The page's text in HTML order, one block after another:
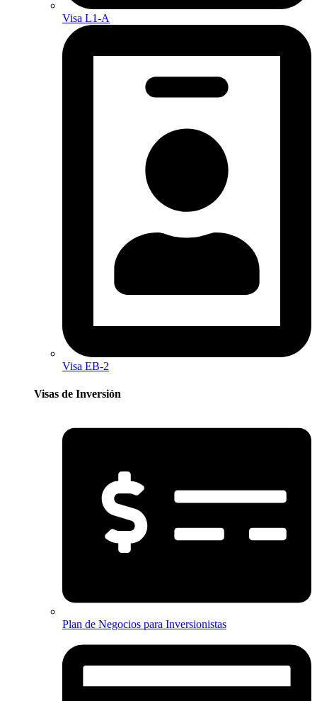
Visa L1-A
Visa EB-2
Visas de Inversión​
Plan de Negocios para Inversionistas